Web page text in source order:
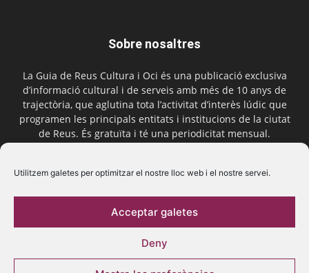
Utilitzem galetes per optimitzar el nostre lloc web i el nostre servei.
Acceptar galetes
Deny
Sobre nosaltres
La Guia de Reus Cultura i Oci és una publicació exclusiva
d’informació cultural i de serveis amb més de 10 anys de
trajectòria, que aglutina tota l’activitat d’interès lúdic que
programen les principals entitats i institucions de la ciutat
de Reus. És gratuïta i té una periodicitat mensual.
Segueix-nos